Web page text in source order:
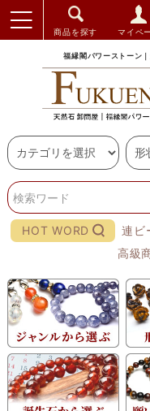
商品を探す マイペ
福縁閣パワーストーン
HOT WORD 連ビ
高級